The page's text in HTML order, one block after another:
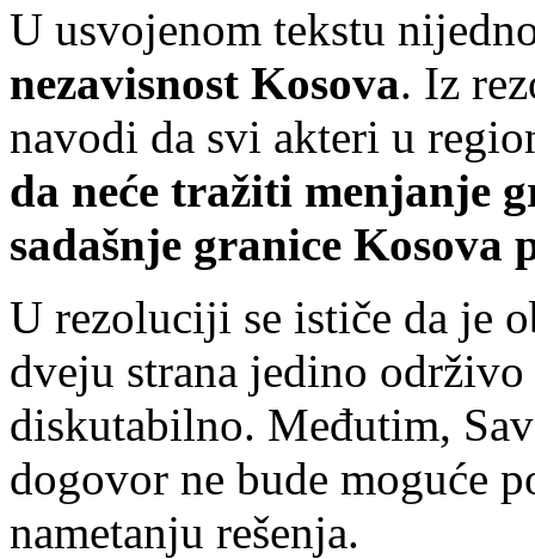
U usvojenom tekstu
nezavisnost Kosova. Iz
navodi da svi akteri u
da neće tražiti menjanje
sadašnje granice Kosova
U rezoluciji se ističe da je
dveju strana jedino
diskutabilno. Međutim,
dogovor ne bude moguće
nametanju rešenja.